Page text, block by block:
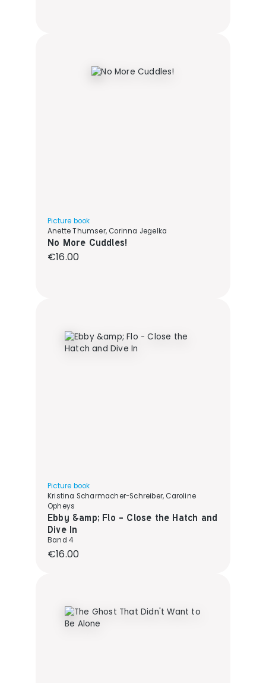
Picture book
Anette Thumser, Corinna Jegelka
No More Cuddles!
Regular price:
€16.00
Picture book
Kristina Scharmacher-Schreiber, Caroline
Opheys
Ebby &amp; Flo - Close the Hatch and
Dive In
Band 4
Regular price:
€16.00